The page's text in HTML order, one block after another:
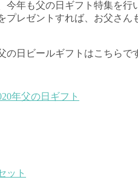
年も父の日ギフト特集を行
レゼントすれば、お父さん
日ビールギフトはこちらで
年父の日ギフト
ット